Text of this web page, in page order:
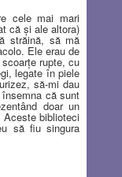
cele mai mari
că şi ale altora)
străină, să mă
Ele erau de
rupte, cu
legate în piele
să-mi dau
că sunt
doar un
biblioteci
să fiu singura